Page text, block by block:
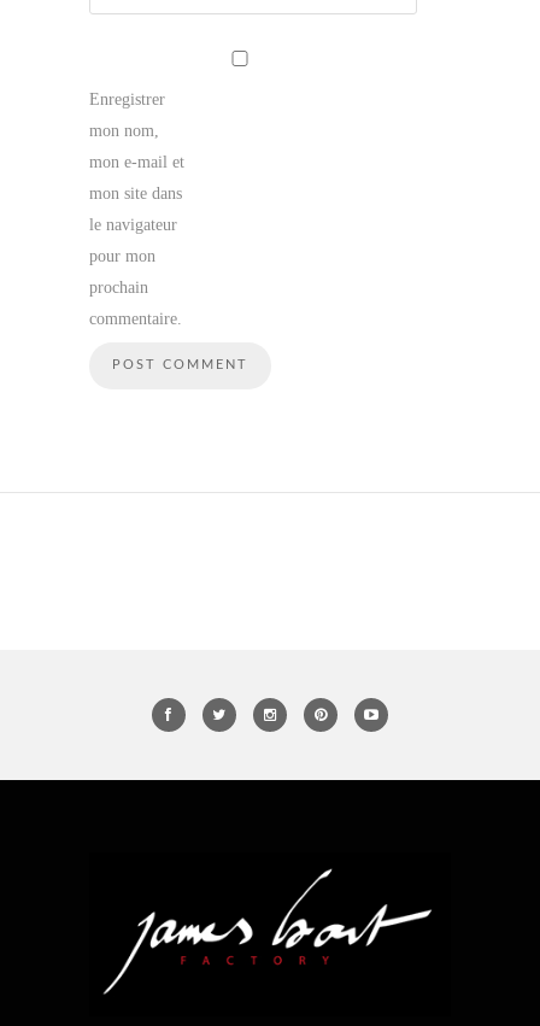
Enregistrer
mon nom,
mon e-mail et
mon site dans
le navigateur
pour mon
prochain
commentaire.